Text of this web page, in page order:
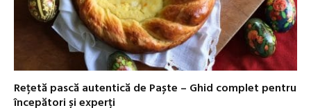
Rețetă pască autentică de Paște – Ghid complet pentru
începători și experți